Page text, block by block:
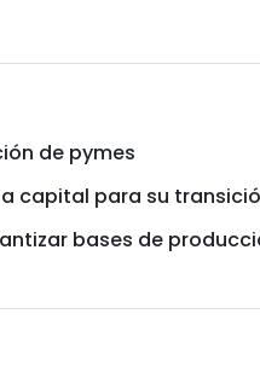
de pymes
capital para su
bases de